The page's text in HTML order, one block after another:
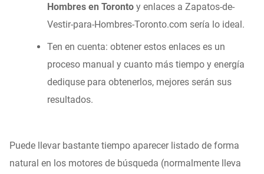
Hombres en Toronto y enlaces a Zapatos-de-
Vestir-para-Hombres-Toronto.com sería lo ideal.
Ten en cuenta: obtener estos enlaces es un
proceso manual y cuanto más tiempo y energía
dediquse para obtenerlos, mejores serán sus
resultados.
Puede llevar bastante tiempo aparecer listado de forma
natural en los motores de búsqueda (normalmente lleva